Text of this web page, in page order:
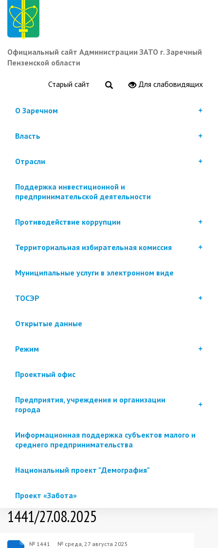
Перейти
основному
содержанию
Официальный сайт Администрации ЗАТО г. Заречный
Пензенской области
Старый сайт Для слабовидящих
О Заречном
Власть
Отрасли
Поддержка инвестиционной и
предпринимательской деятельности
Противодействие коррупции
Территориальная избирательная комиссия
Муниципальные услуги в электронном виде
ТОСЭР
Открытые данные
Режим
Проектный офис
Предприятия, учреждения и организации
города
Информационная поддержка субъектов малого и
среднего предпринимательства
Национальный проект "Демография"
Проект «Забота»
1441/27.08.2025
№ 1441 № среда, 27 августа 2025